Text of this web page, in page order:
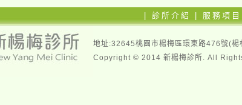
診所介紹 服務項目
地址:32645桃園市楊梅區環東路476號(楊
Copyright © 2014 新楊梅診所. All